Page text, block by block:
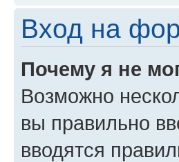
Вход на
Почему я не
Возможно
вы правильно
вводятся